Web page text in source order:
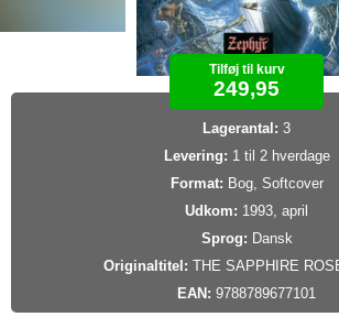
Tilføj til kurv
249,95
Lagerantal: 3
Levering: 1 til 2 hverdage
Format: Bog, Softcover
Udkom: 1993, april
Sprog: Dansk
Originaltitel: THE SAPPHIRE
EAN: 9788789677101